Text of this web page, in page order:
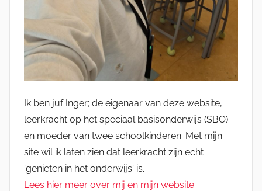
Ik ben juf Inger; de eigenaar van deze website,
leerkracht op het speciaal basisonderwijs (SBO)
en moeder van twee schoolkinderen. Met mijn
site wil ik laten zien dat leerkracht zijn echt
'genieten in het onderwijs' is.
Lees hier meer over mij en mijn website.